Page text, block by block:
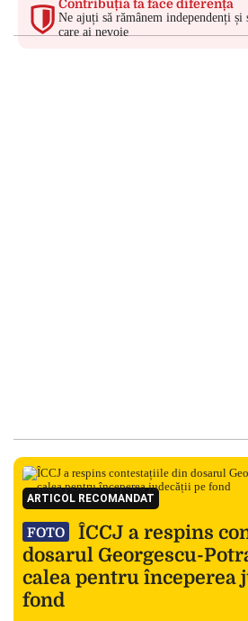
Contribuția ta face diferența
Ne ajuți să rămânem independenți
care ai nevoie
ARTICOL RECOMANDAT
FOTO
ÎCCJ a respins
dosarul Georgescu-
calea pentru începerea
fond